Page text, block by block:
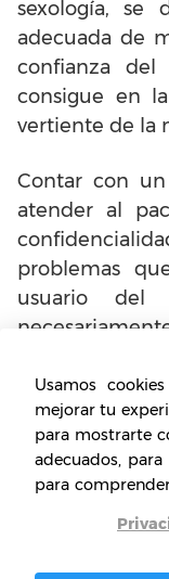
sexología, se
adecuada de
confianza del
consigue en
vertiente de la
Contar con
atender al
problemas
usuario del
Adquirir los
negocio, se
requisitos
defecto se
tales fines de
Usamos
mejorar tu
para mostrarte
adecuados,
para